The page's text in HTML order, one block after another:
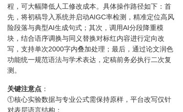
程，可大幅降低人工修改成本。具体操作路径如下：首
先，将初稿导入系统并启动AIGC率检测，精准定位高风
险段落与典型AI生成句式；其次，调用AI分段降重模
块，结合语序调换与同义替换对标红内容进行定向改
写，支持单次2000字内叠加处理；最后，通过论文润色
功能统一规范语法与学术表达，定稿前务必执行二次复
测。
关键注意点 ：
①核心实验数据与专业公式需保持原样，平台改写仅针
对表层语言结构；